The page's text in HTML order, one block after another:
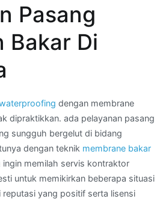
Pasang
Bakar Di
dengan membrane
dipraktikkan. ada pelayanan pasang
sungguh bergelut di bidang
dengan teknik membrane bakar
memilah servis kontraktor
untuk memikirkan beberapa situasi
reputasi yang positif serta lisensi